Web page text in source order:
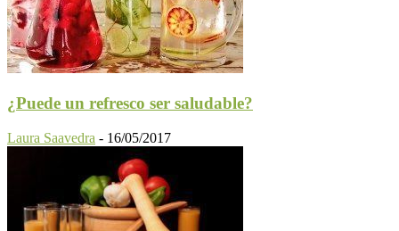
¿Puede un refresco ser saludable?
Laura Saavedra - 16/05/2017